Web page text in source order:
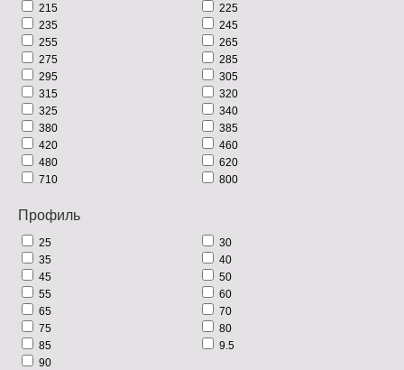
215
225
235
245
255
265
275
285
295
305
315
320
325
340
380
385
420
460
480
620
710
800
Профиль
25
30
35
40
45
50
55
60
65
70
75
80
85
9.5
90